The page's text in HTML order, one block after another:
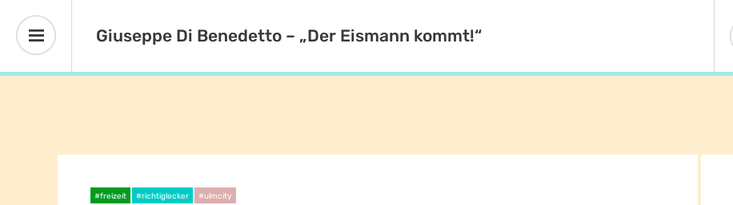
Giuseppe Di Benedetto – „Der Eismann kommt!“
#freizeit #richtiglecker #ulmcity